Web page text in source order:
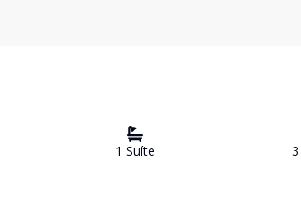
1 Suíte 3